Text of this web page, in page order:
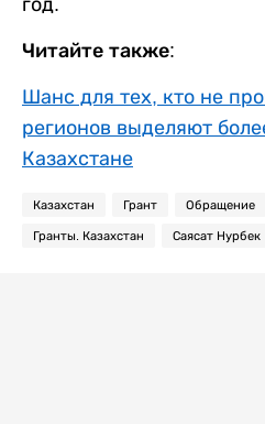
Читайте также:
Шанс для тех, кто не
регионов выделяют
Казахстане
Казахстан Грант Обращение
Гранты. Казахстан Саясат Нурбек